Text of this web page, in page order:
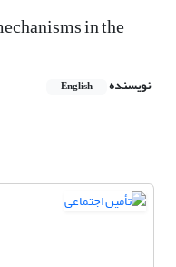
in the
نویسنده English